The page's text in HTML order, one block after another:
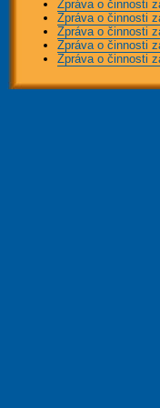
Zpráva o činnosti
Zpráva o činnosti
Zpráva o činnosti
Zpráva o činnosti
Zpráva o činnosti